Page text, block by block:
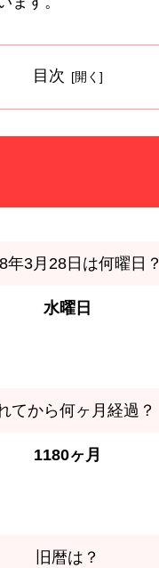
目次
年3月28日は何曜日？
水曜日
てから何ヶ月経過？
1180ヶ月
旧暦は？